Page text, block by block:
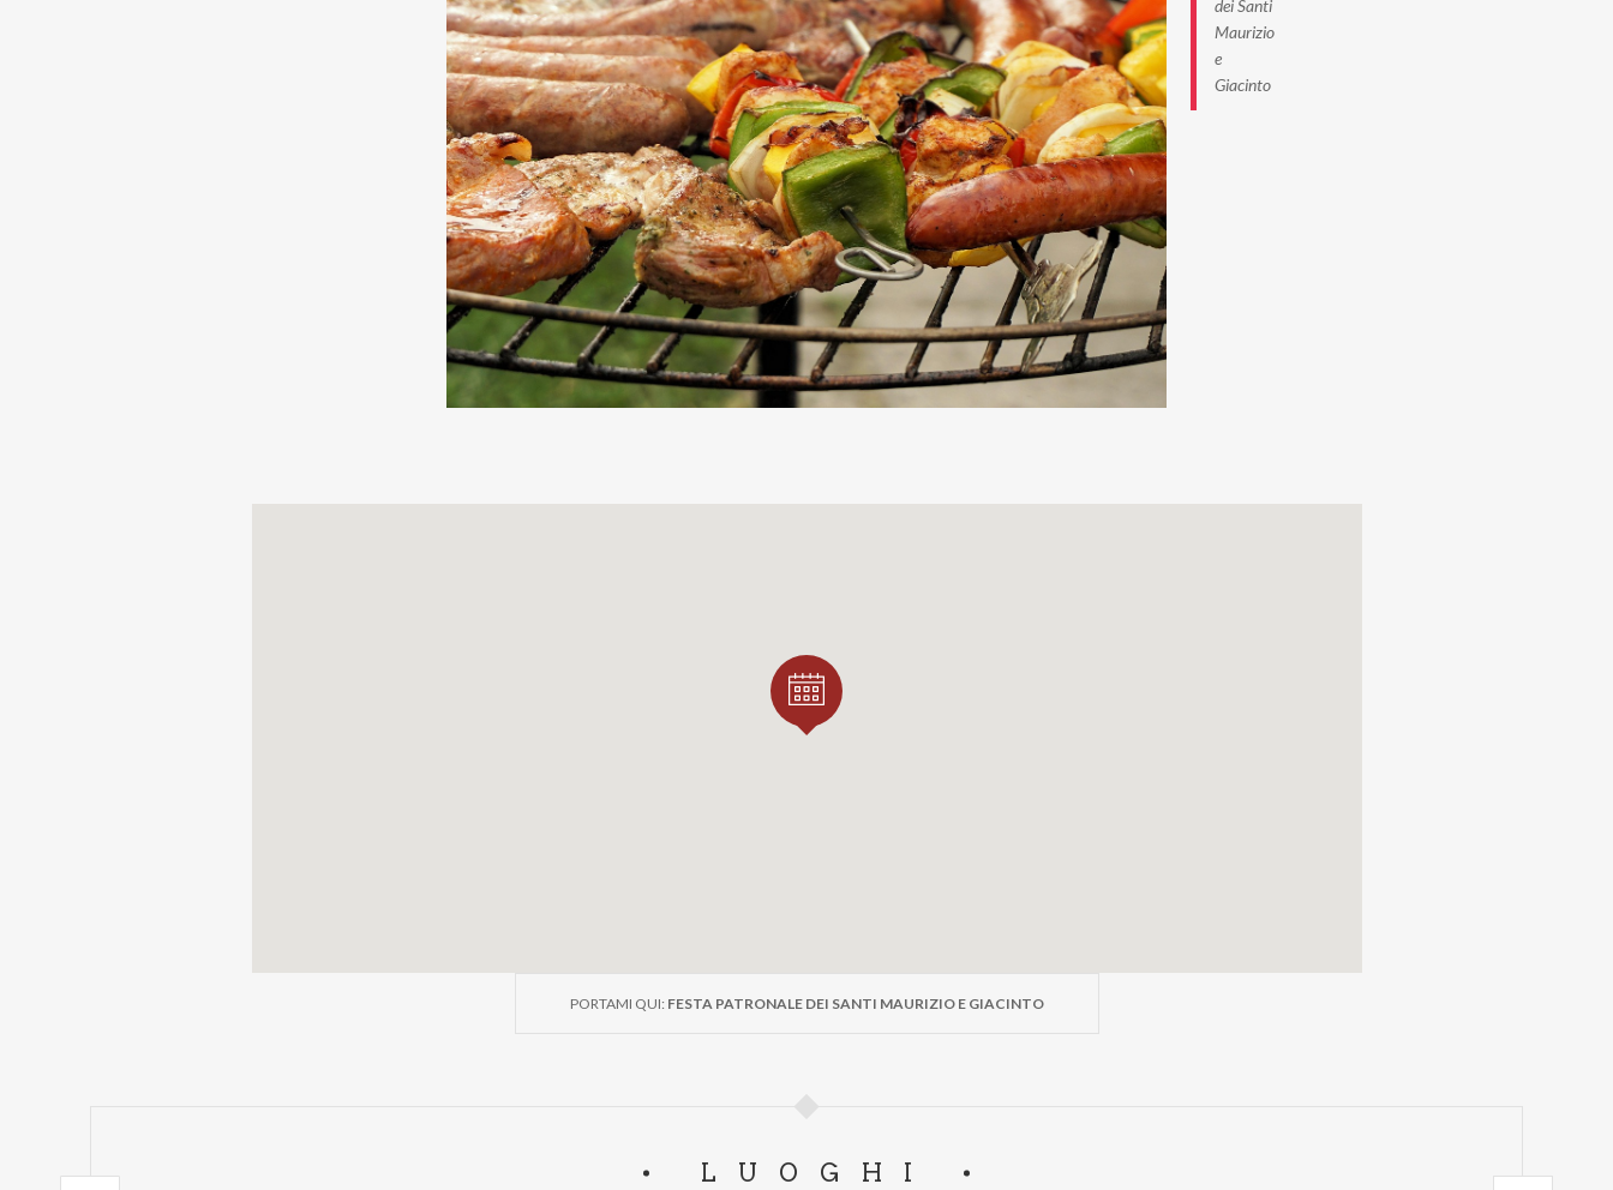
dei Santi
Maurizio
e
Giacinto
PORTAMI QUI: FESTA PATRONALE DEI SANTI MAURIZIO E GIACINTO
LUOGHI